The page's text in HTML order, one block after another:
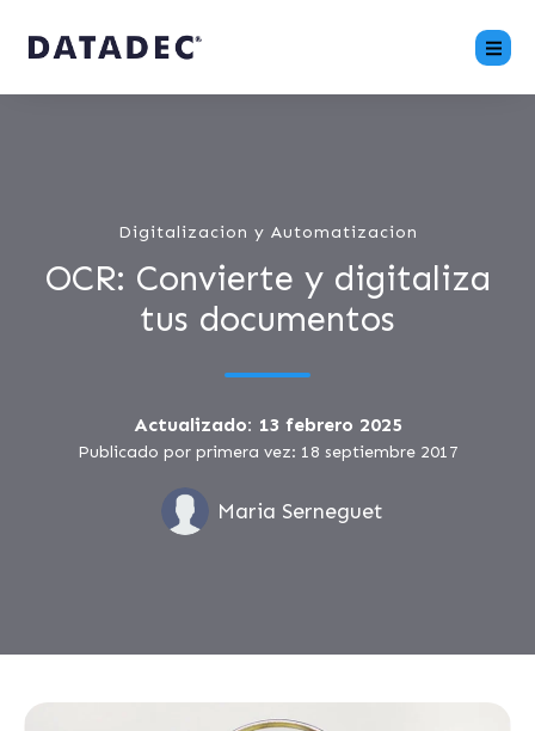
Digitalizacion y Automatizacion
OCR: Convierte y digitaliza
tus documentos
Actualizado: 13 febrero 2025
Publicado por primera vez: 18 septiembre 2017
Maria Serneguet